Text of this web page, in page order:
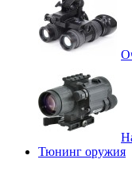
Тюнинг оружия